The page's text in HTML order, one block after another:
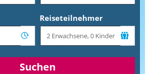
Reiseteilnehmer
Suchen